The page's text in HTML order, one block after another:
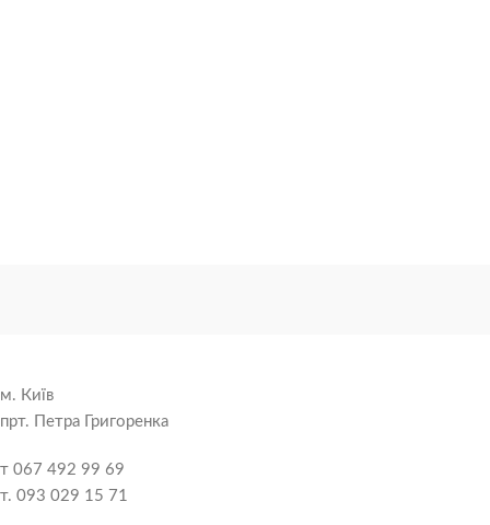
м. Київ
прт. Петра Григоренка
т 067 492 99 69
т. 093 029 15 71